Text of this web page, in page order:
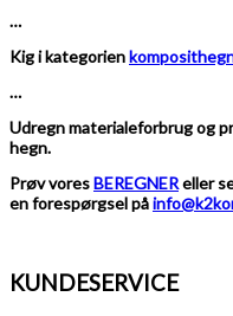
…
Kig i kategorien
…
Udregn materialeforbrug og
hegn.
Prøv voresBEREGNEReller
en forespørgsel på
KUNDESERVICE